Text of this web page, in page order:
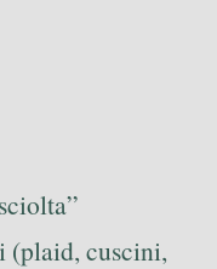
(plaid, cuscini,